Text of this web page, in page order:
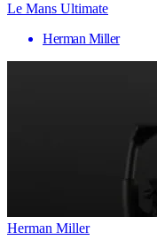
Le Mans Ultimate
Herman Miller
Herman Miller